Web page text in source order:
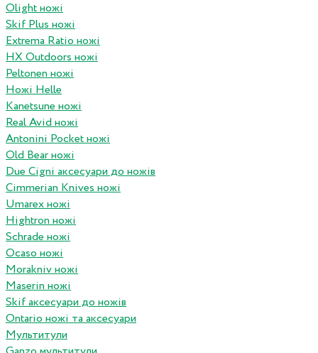
Olight ножі
Skif Plus ножі
Extrema Ratio ножі
HX Outdoors ножі
Peltonen ножі
Ножі Helle
Kanetsune ножі
Real Avid ножі
Antonini Pocket ножі
Old Bear ножі
Due Cigni аксесуари до ножів
Cimmerian Knives ножі
Umarex ножі
Hightron ножі
Schrade ножі
Ocaso ножі
Morakniv ножі
Maserin ножі
Skif аксесуари до ножів
Ontario ножі та аксесуари
Мультитули